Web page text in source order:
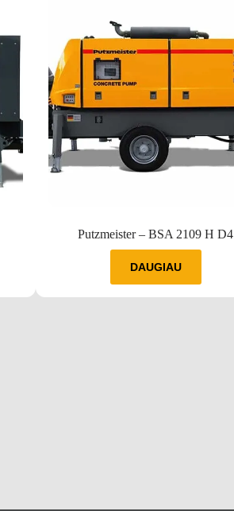
Putzmeister – BSA 2109 H D4
DAUGIAU